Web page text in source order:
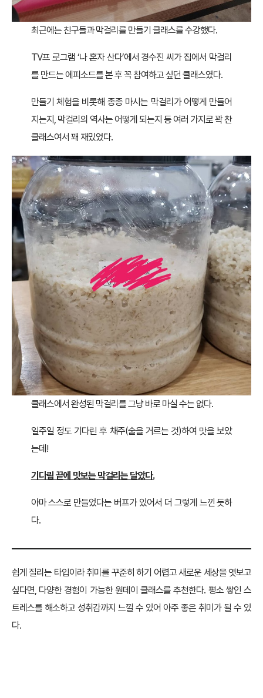
최근에는 친구들과 막걸리를 만들기 클래스를 수강했다.
TV프 로그램 ‘나 혼자 산다’에서 경수진 씨가 집에서 막걸리
를 만드는 에피소드를 본 후 꼭 참여하고 싶던 클래스였다.
만들기 체험을 비롯해 종종 마시는 막걸리가 어떻게 만들어
지는지, 막걸리의 역사는 어떻게 되는지 등 여러 가지로 꽉 찬
클래스여서 꽤 재밌었다.
클래스에서 완성된 막걸리를 그냥 바로 마실 수는 없다.
일주일 정도 기다린 후 채주(술을 거르는 것)하여 맛을 보았
는데!
기다림 끝에 맛보는 막걸리는 달았다.
아마 스스로 만들었다는 버프가 있어서 더 그렇게 느낀 듯하
다.
쉽게 질리는 타입이라 취미를 꾸준히 하기 어렵고 새로운 세상을 엿보고
싶다면, 다양한 경험이 가능한 원데이 클래스를 추천한다. 평소 쌓인 스
트레스를 해소하고 성취감까지 느낄 수 있어 아주 좋은 취미가 될 수 있
다.